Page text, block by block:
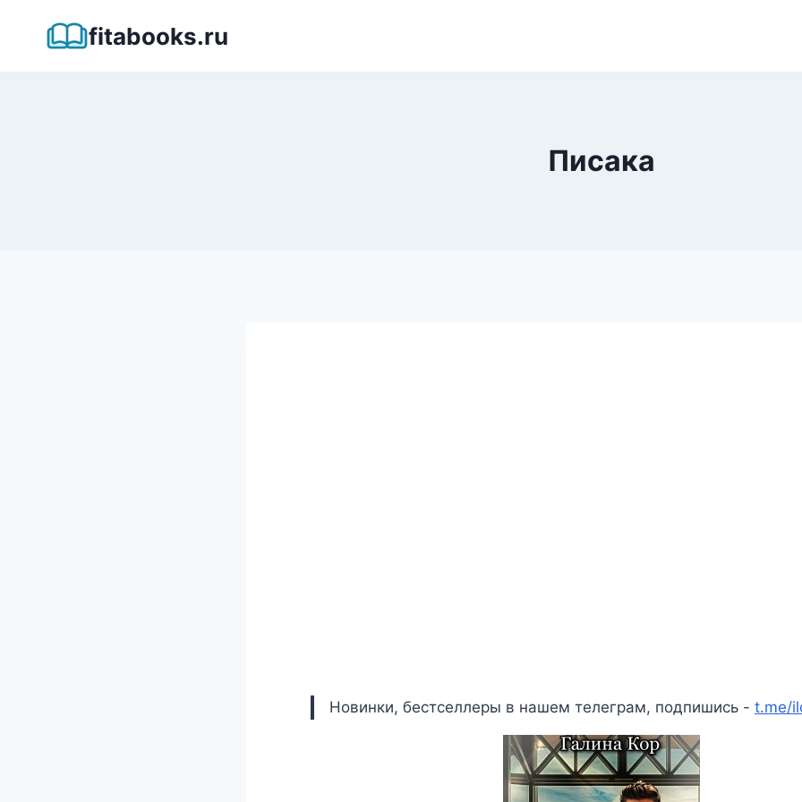
fitabooks.ru
Писака
Новинки, бестселлеры в нашем телеграм, подпишись - t.me/